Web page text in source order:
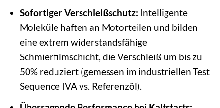
Sofortiger Verschleißschutz: Intelligente
Moleküle haften an Motorteilen und bilden
eine extrem widerstandsfähige
Schmierfilmschicht, die Verschleiß um bis zu
50% reduziert (gemessen im industriellen Test
Sequence IVA vs. Referenzöl).